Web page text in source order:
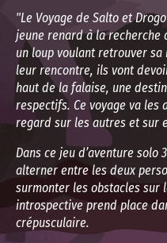
"Le Voyage de Salto et
jeune renard à la recherche
un loup voulant retrouver
leur rencontre, ils vont
haut de la falaise, une
respectifs. Ce voyage va
regard sur les autres et sur
Dans ce jeu d’aventure solo
alterner entre les deux
surmonter les obstacles sur
introspective prend place
crépusculaire.